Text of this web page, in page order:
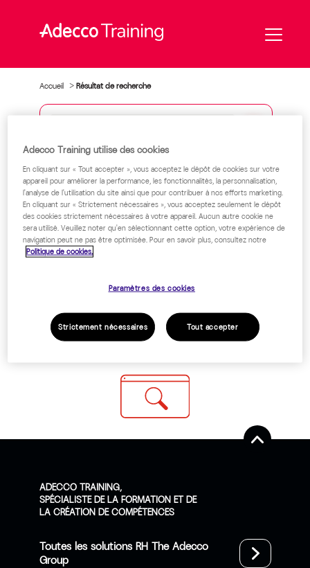
Accueil >Résultat de recherche
vous
?
Management,
IA,
livret
d'accueil
digital
...
Votre résultat de recherche pour
Tous les contenus Formations
Solutions Articles
Essayez d’affiner vos recherches avec des mots
ADECCO TRAINING,
SPÉCIALISTE DE LA FORMATION ET DE
LA CRÉATION DE COMPÉTENCES
Toutes les solutions RH The Adecco
Group
Adecco Training utilise des cookies
En cliquant sur « Tout accepter », vous acceptez le dépôt de cookies sur votre
appareil pour améliorer la performance, les fonctionnalités, la personnalisation,
l'analyse de l'utilisation du site ainsi que pour contribuer à nos efforts marketing.
En cliquant sur « Strictement nécessaires », vous acceptez seulement le dépôt
des cookies strictement nécessaires à votre appareil. Aucun autre cookie ne
sera utilisé. Veuillez noter qu'en sélectionnant cette option, votre expérience de
navigation peut ne pas être optimisée. Pour en savoir plus, consultez notre
Politique de cookies.
Paramètres des cookies
Strictement nécessaires Tout accepter